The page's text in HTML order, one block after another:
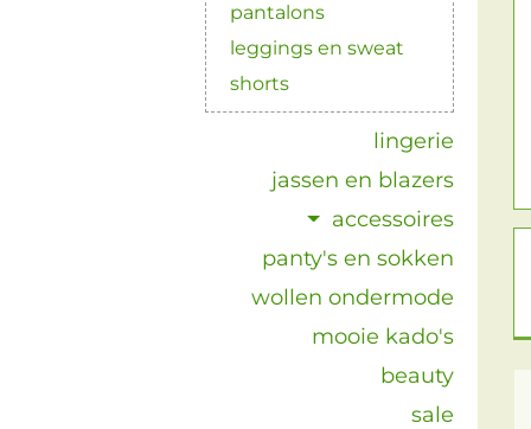
pantalons
leggings en sweat
shorts
lingerie
jassen en blazers
accessoires
panty's en sokken
wollen ondermode
mooie kado's
beauty
sale